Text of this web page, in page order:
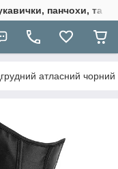
панчохи, та
атласний чорний